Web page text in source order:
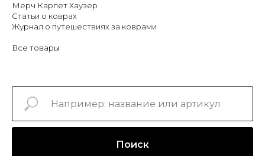
Мерч Карпет Хаузер
Статьи о коврах
Журнал о путешествиях за коврами
Все товары
Поиск